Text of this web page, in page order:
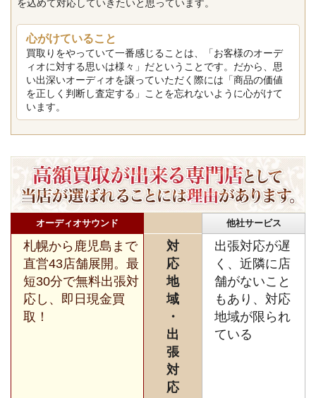
を込めて対応していきたいと思っています。
心がけていること
買取りをやっていて一番感じることは、「お客様のオーデ
ィオに対する思いは様々」だということです。だから、思
い出深いオーディオを譲っていただく際には「商品の価値
を正しく判断し査定する」ことを忘れないように心がけて
います。
オーディオサウンド 他社サービス
札幌から鹿児島まで
直営43店舗展開。最
短30分で無料出張対
応し、即日現金買
取！
対
応
地
域
・
出
張
対
応
出張対応が遅
く、近隣に店
舗がないこと
もあり、対応
地域が限られ
ている